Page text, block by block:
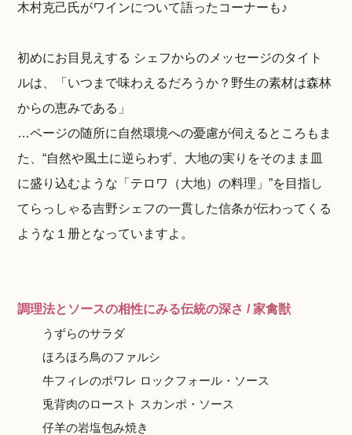
木村克己氏がワインについて語ったコーナーも♪
初めにお目見えする シェフからのメッセージのタイト
ルは、「いつまで味わえるだろうか？野生の素材は森林
からの恵みである」
…ページの随所に自然環境への憂慮が伺えるところもま
た、“自然や風土に逆らわず、大地の実りをそのまま皿
に盛り込むような「テロワ（大地）の料理」”を目指し
てらっしゃる吉野シェフの一貫した信条が伝わってくる
ような１册となっていますよ。
調理法とソースの相性にみる伝統の深さ / 家禽獣
うずらのサラダ
ほろほろ鳥のファルシ
牛フィレのポワレ ロックフォール・ソース
兎背肉のロースト スカンポ・ソース
仔羊の岩塩包み焼き